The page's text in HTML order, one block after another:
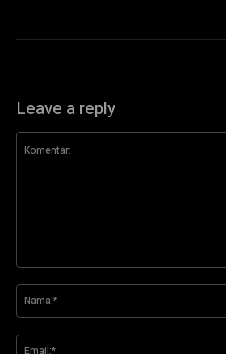
Leave a reply